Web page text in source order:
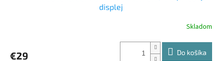
displej
Skladom
€29 Do košíka